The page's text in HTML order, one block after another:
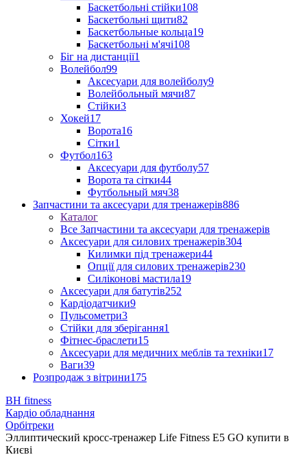
Баскетбольні стійки108
Баскетбольні щити82
Баскетбольные кольца19
Баскетбольні м'ячі108
Біг на дистанції1
Волейбол99
Аксесуари для волейболу9
Волейбольный мячи87
Стійки3
Хокей17
Ворота16
Сітки1
Футбол163
Аксесуари для футболу57
Ворота та сітки44
Футбольный мяч38
Запчастини та аксесуари для тренажерів886
Каталог
Все Запчастини та аксесуари для тренажерів
Аксесуари для силових тренажерів304
Килимки під тренажери44
Опції для силових тренажерів230
Силіконові мастила19
Аксесуари для батутів252
Кардіодатчики9
Пульсометри3
Стійки для зберігання1
Фітнес-браслети15
Аксесуари для медичних меблів та техніки17
Ваги39
Розпродаж з вітрини175
BH fitness
Кардіо обладнання
Орбітреки
Эллиптический кросс-тренажер Life Fitness E5 GO купити в
Києві